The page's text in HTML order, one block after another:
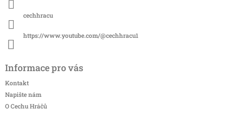
cechhracu
https://www.youtube.com/@cechhracu1
Informace pro vás
Kontakt
Napište nám
O Cechu Hráčů